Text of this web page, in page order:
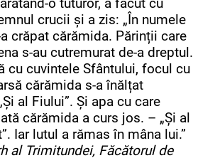
o tuturor, a făcut cu
crucii și a zis: „În numele
crăpat cărămida. Părinții care
s-au cutremurat de-a dreptul.
cu cuvintele Sfântului, focul cu
cărămida s-a înălțat
al Fiului”. Și apa cu care
cărămida a curs jos. – „Și al
Iar lutul a rămas în mâna lui.”
al Trimitundei, Făcătorul de